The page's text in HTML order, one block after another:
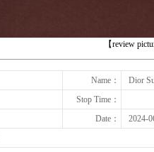
【review
Name：
Dior
Stop Time：
Date：
2024-